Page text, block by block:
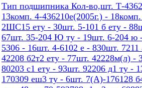
Тип подшипника Кол-во,шт. Т-
13комп. 4-436210е(2005г.) -
2ШС15 ету - 30шт. 5-101 б ету -
67шт. 35-204 Ю ту - 19шт. 6-204 ю
5306 - 16шт. 4-6102 е - 830шт.
42208 б2т2 ету - 77шт. 42228м(л)
80203 с1 ету - 93шт. 92206 д1 ту
170309 еш3 ту - 6шт. 7(А)-176128